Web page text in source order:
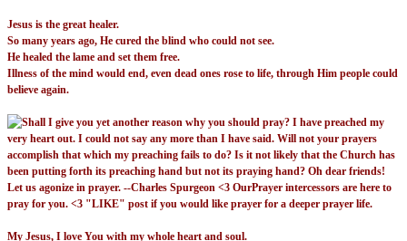
Jesus is the great healer.
So many years ago, He cured the blind who could not see.
He healed the lame and set them free.
Illness of the mind would end, even dead ones rose to life, through Him people could
believe again.
My Jesus, I love You with my whole heart and soul.